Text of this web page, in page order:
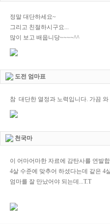
정말 대단하세요~
그리고 친절하시구요...
많이 보고 배웁니당~~~~^^
도전 엄마표
참 대단한 열정과 노력입니다. 가끔
천국마
이 어마어마한 자료에 감탄사를 연발
4살 수준에 맞추어 하셨다는데 같은 4
엄마를 잘 만났어야 되는데...T.T